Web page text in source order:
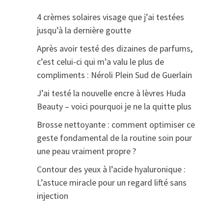
4 crèmes solaires visage que j’ai testées
jusqu’à la dernière goutte
Après avoir testé des dizaines de parfums,
c’est celui-ci qui m’a valu le plus de
compliments : Néroli Plein Sud de Guerlain
J’ai testé la nouvelle encre à lèvres Huda
Beauty – voici pourquoi je ne la quitte plus
Brosse nettoyante : comment optimiser ce
geste fondamental de la routine soin pour
une peau vraiment propre ?
Contour des yeux à l’acide hyaluronique :
L’astuce miracle pour un regard lifté sans
injection